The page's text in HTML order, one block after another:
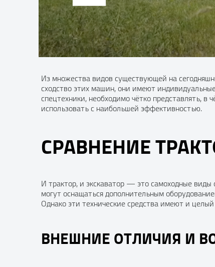
Из множества видов существующей на
сходство этих машин, они имеют
спецтехники, необходимо чётко представлять,
использовать с наибольшей эффективностью.
СРАВНЕНИЕ
И трактор, и экскаватор — это самоходные виды
могут оснащаться дополнительным
Однако эти технические средства имеют и
ВНЕШНИЕ ОТЛИЧИЯ И